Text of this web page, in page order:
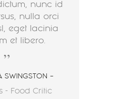
nunc id
nulla orci
eget lacinia
et libero.
SWINGSTON –
- Food Critic